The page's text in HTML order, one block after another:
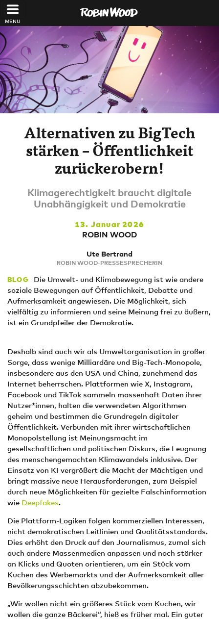
Direkt zum Inhalt
Alternativen zu BigTech
stärken – Öffentlichkeit
zurückerobern!
Klimagerechtigkeit braucht digitale
Unabhängigkeit und Demokratie
13. Januar 2026
ROBIN WOOD
Ute Bertrand
ROBIN WOOD-PRESSESPRECHERIN
BLOG
Die Umwelt- und Klimabewegung ist wie andere
soziale Bewegungen auf Öffentlichkeit, Debatte und
Aufmerksamkeit angewiesen. Die Möglichkeit, sich
vielfältig zu informieren und seine Meinung frei zu äußern,
ist ein Grundpfeiler der Demokratie.
Deshalb sind auch wir als Umweltorganisation in großer
Sorge, dass wenige Milliardäre und Big-Tech-Monopole,
insbesondere aus den USA und China, zunehmend das
Internet beherrschen. Plattformen wie X, Instagram,
Facebook und TikTok sammeln massenhaft Daten ihrer
Nutzer*innen, halten die verwendeten Algorithmen
geheim und bestimmen die Grundregeln digitaler
Öffentlichkeit. Verbunden mit ihrer wirtschaftlichen
Monopolstellung ist Meinungsmacht im
gesellschaftlichen und politischen Diskurs, die Leugnung
des menschengemachten Klimawandels inklusive. Der
Einsatz von KI vergrößert die Macht der Mächtigen und
bringt massive neue Herausforderungen, zum Beispiel
durch neue Möglichkeiten für gezielte Falschinformation
wie Deepfakes.
Die Plattform-Logiken folgen kommerziellen Interessen,
nicht demokratischen Leitlinien und Qualitätsstandards.
Dies erhöht den Druck auf den Journalismus, zumal sich
auch andere Massenmedien anpassen und noch stärker
an Klicks und Quoten orientieren, um ein Stück vom
Kuchen des Werbemarkts und der Aufmerksamkeit aller
Bevölkerungsschichten abzubekommen.
„Wir wollen nicht ein größeres Stück vom Kuchen, wir
wollen die ganze Bäckerei“, hieß es früher mal. Ein guter